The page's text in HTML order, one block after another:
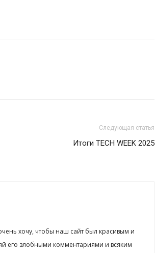
Следующая статья
Итоги TECH WEEK 2025
хочу, чтобы наш сайт был красивым и
его злобными комментариями и всяким